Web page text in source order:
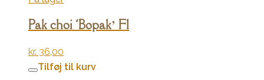
Pak choi ‘Bopak’ F1
kr. 36,00
Tilføj til kurv